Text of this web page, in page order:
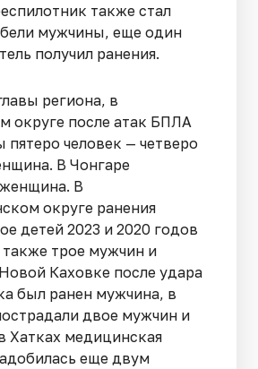
также стал
мужчины, еще один
получил ранения.
региона, в
округе после атак БПЛА
человек — четверо
В Чонгаре
В
округе ранения
детей 2023 и 2020 годов
трое мужчин и
Каховке после удара
был ранен мужчина, в
двое мужчин и
Хатках медицинская
еще двум